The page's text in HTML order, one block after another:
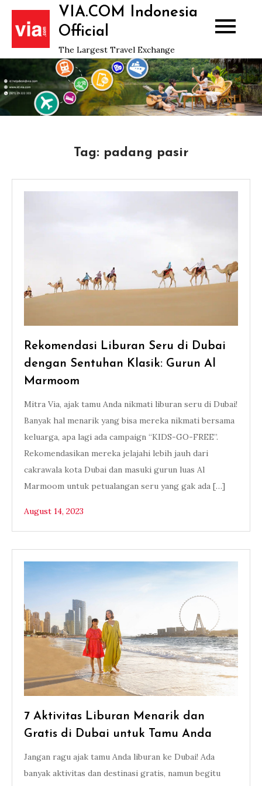
Skip
content
VIA.COM Indonesia
Official
The Largest Travel Exchange
Tag: padang pasir
Rekomendasi Liburan Seru di Dubai
dengan Sentuhan Klasik: Gurun Al
Marmoom
Mitra Via, ajak tamu Anda nikmati liburan seru di Dubai!
Banyak hal menarik yang bisa mereka nikmati bersama
keluarga, apa lagi ada campaign “KIDS-GO-FREE”.
Rekomendasikan mereka jelajahi lebih jauh dari
cakrawala kota Dubai dan masuki gurun luas Al
Marmoom untuk petualangan seru yang gak ada […]
August 14, 2023
7 Aktivitas Liburan Menarik dan
Gratis di Dubai untuk Tamu Anda
Jangan ragu ajak tamu Anda liburan ke Dubai! Ada
banyak aktivitas dan destinasi gratis, namun begitu